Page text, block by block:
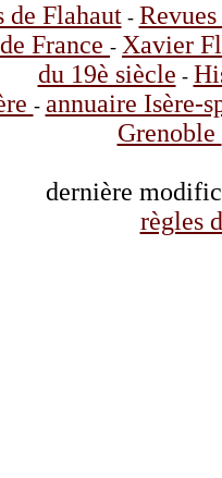
de Flahaut-
France - Xavier
du 19è siècle -
- annuaire Isère-
Grenoble
dernière
règles